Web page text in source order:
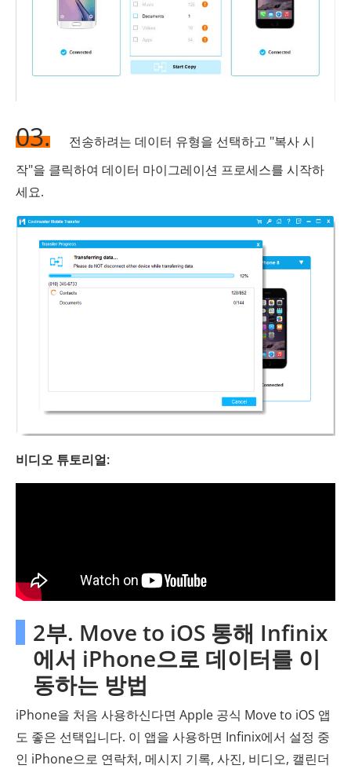
03.
전송하려는 데이터 유형을 선택하고 "복사 시
작"을 클릭하여 데이터 마이그레이션 프로세스를 시작하
세요.
비디오 튜토리얼:
2부. Move to iOS 통해 Infinix
에서 iPhone으로 데이터를 이
동하는 방법
iPhone을 처음 사용하신다면 Apple 공식 Move to iOS 앱
도 좋은 선택입니다. 이 앱을 사용하면 Infinix에서 설정 중
인 iPhone으로 연락처, 메시지 기록, 사진, 비디오, 캘린더